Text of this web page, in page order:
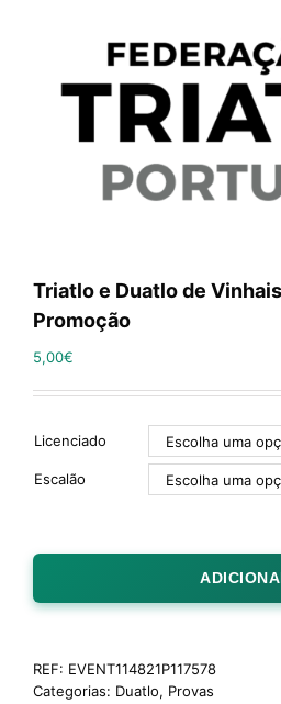
Triatlo e Duatlo de
Promoção
5,00€
Licenciado
Escalão
REF: EVENT114821P117578
Categorias: Duatlo, Provas